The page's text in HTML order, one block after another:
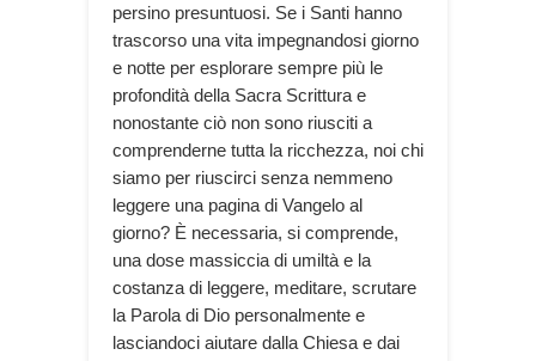
persino presuntuosi. Se i Santi hanno
trascorso una vita impegnandosi giorno
e notte per esplorare sempre più le
profondità della Sacra Scrittura e
nonostante ciò non sono riusciti a
comprenderne tutta la ricchezza, noi chi
siamo per riuscirci senza nemmeno
leggere una pagina di Vangelo al
giorno? È necessaria, si comprende,
una dose massiccia di umiltà e la
costanza di leggere, meditare, scrutare
la Parola di Dio personalmente e
lasciandoci aiutare dalla Chiesa e dai